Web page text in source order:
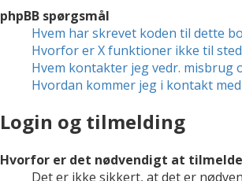
phpBB spørgsmål
Hvem har skrevet koden til dette
Hvorfor er X funktioner ikke til
Hvem kontakter jeg vedr.
Hvordan kommer jeg i kontakt
Login og tilmelding
Hvorfor er det nødvendigt at
Det er ikke sikkert, at det er